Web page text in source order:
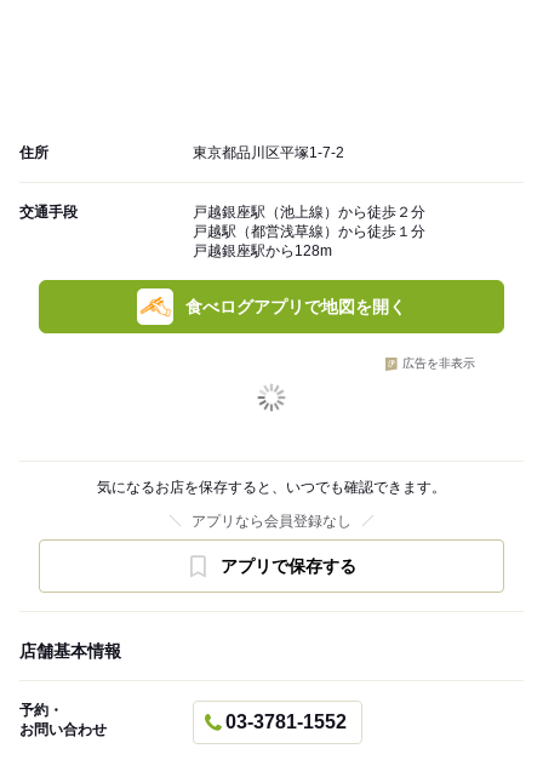
住所 東京都品川区平塚1-7-2
交通手段
戸越銀座駅（池上線）から徒歩２分
戸越駅（都営浅草線）から徒歩１分
戸越銀座駅から128m
食べログアプリで地図を開く
広告を非表示
気になるお店を保存すると、いつでも確認できます。
アプリなら会員登録なし
アプリで保存する
店舗基本情報
予約・
お問い合わせ
03-3781-1552